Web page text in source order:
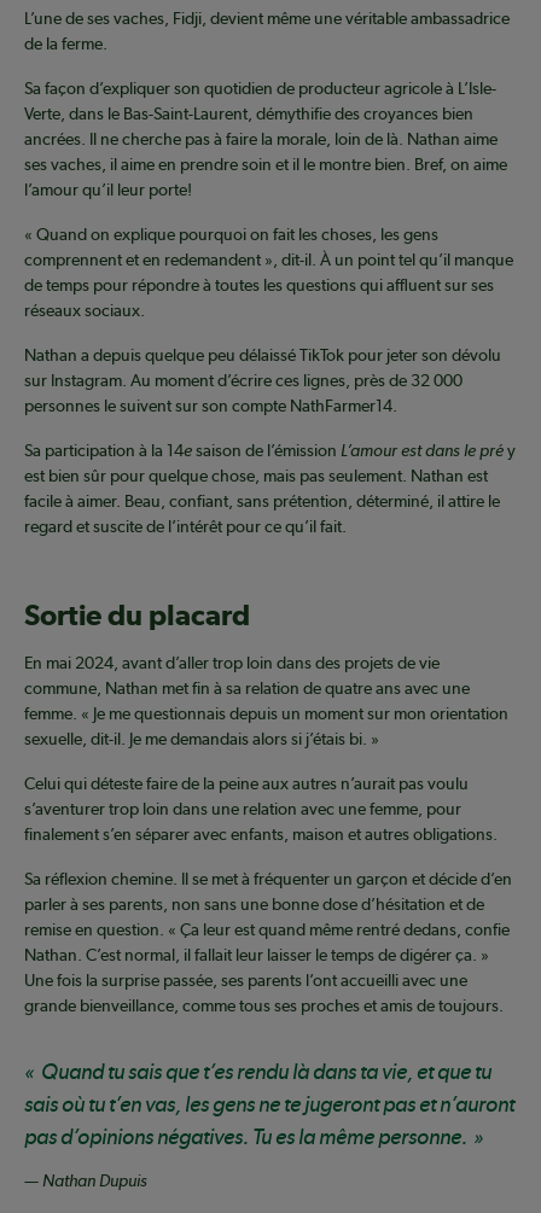
L’une de ses vaches, Fidji, devient même une véritable ambassadrice
de la ferme.
Sa façon d’expliquer son quotidien de producteur agricole à L’Isle-
Verte, dans le Bas-Saint-Laurent, démythifie des croyances bien
ancrées. Il ne cherche pas à faire la morale, loin de là. Nathan aime
ses vaches, il aime en prendre soin et il le montre bien. Bref, on aime
l’amour qu’il leur porte!
« Quand on explique pourquoi on fait les choses, les gens
comprennent et en redemandent », dit-il. À un point tel qu’il manque
de temps pour répondre à toutes les questions qui affluent sur ses
réseaux sociaux.
Nathan a depuis quelque peu délaissé TikTok pour jeter son dévolu
sur Instagram. Au moment d’écrire ces lignes, près de 32 000
personnes le suivent sur son compte NathFarmer14.
Sa participation à la 14esaison de l’émission L’amour est dans le préy
est bien sûr pour quelque chose, mais pas seulement. Nathan est
facile à aimer. Beau, confiant, sans prétention, déterminé, il attire le
regard et suscite de l’intérêt pour ce qu’il fait.
Sortie du placard
En mai 2024, avant d’aller trop loin dans des projets de vie
commune, Nathan met fin à sa relation de quatre ans avec une
femme. « Je me questionnais depuis un moment sur mon orientation
sexuelle, dit-il. Je me demandais alors si j’étais bi. »
Celui qui déteste faire de la peine aux autres n’aurait pas voulu
s’aventurer trop loin dans une relation avec une femme, pour
finalement s’en séparer avec enfants, maison et autres obligations.
Sa réflexion chemine. Il se met à fréquenter un garçon et décide d’en
parler à ses parents, non sans une bonne dose d’hésitation et de
remise en question. « Ça leur est quand même rentré dedans, confie
Nathan. C’est normal, il fallait leur laisser le temps de digérer ça. »
Une fois la surprise passée, ses parents l’ont accueilli avec une
grande bienveillance, comme tous ses proches et amis de toujours.
Quand tu sais que t’es rendu là dans ta vie, et que tu
sais où tu t’en vas, les gens ne te jugeront pas et n’auront
pas d’opinions négatives. Tu es la même personne.
— Nathan Dupuis